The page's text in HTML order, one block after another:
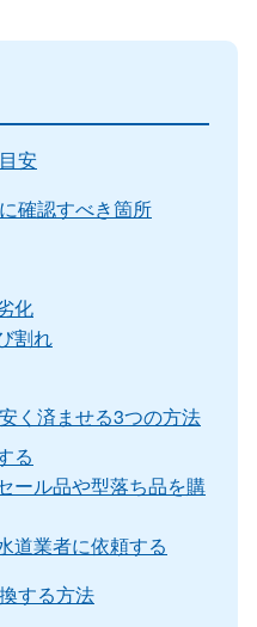
安
確認すべき箇所
化
割れ
く済ませる3つの方法
る
ール品や型落ち品を購
道業者に依頼する
する方法